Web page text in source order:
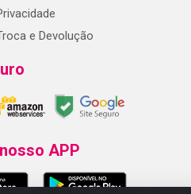
e Devolução
APP